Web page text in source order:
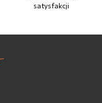
satysfakcji